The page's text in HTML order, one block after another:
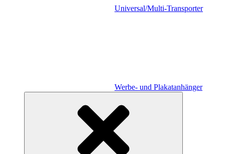
Universal/Multi-Transporter
Werbe- und Plakatanhänger